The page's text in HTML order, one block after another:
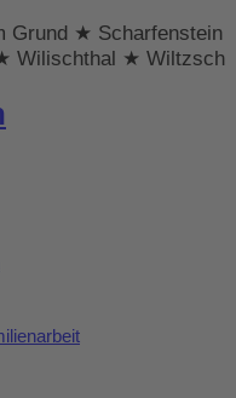
Grund ★ Scharfenstein
Wilischthal ★ Wiltzsch